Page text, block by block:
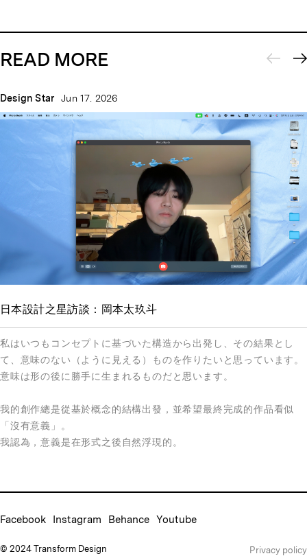
READ MORE
Design Star Jun 17. 2026
日本設計之星訪談：岡本太玖斗
私はいつもコンセプトに基づいた構造から出発し、その結果とし
て、意味のない（ように見える）ものを作りたいと思っています。
意味は形の後に勝手に生まれるものだと思います。
我的創作總是從基於概念的結構出發，並希望最終完成的作品看似
「沒有意義」。
我認為，意義是在形式之後自然浮現的。
© 2024 Transform Design Privacy policy
Facebook Instagram Behance Youtube